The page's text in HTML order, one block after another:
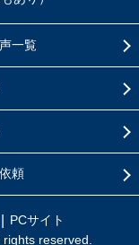
一覧
頼
PCサイト
rights reserved.